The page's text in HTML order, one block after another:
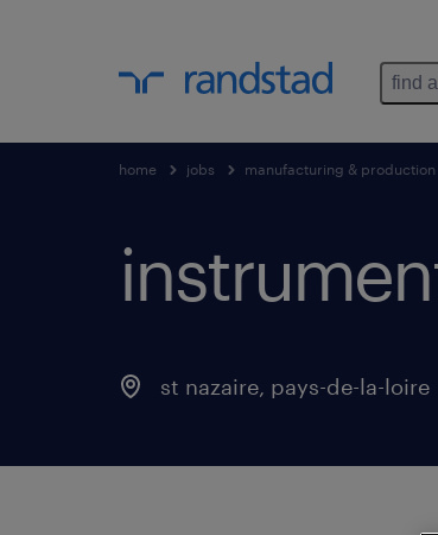
find
home jobs manufacturing & production
st nazaire, pays-de-la-loire